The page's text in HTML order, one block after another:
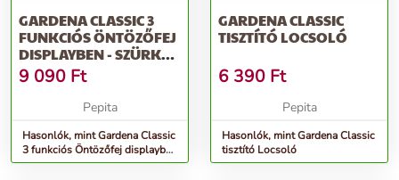
GARDENA CLASSIC 3
FUNKCIÓS ÖNTÖZŐFEJ
DISPLAYBEN - SZÜRKE-
NARANCS
9 090 Ft
Pepita
Hasonlók, mint Gardena Classic
3 funkciós Öntözőfej displayben
- szürke-narancs
GARDENA CLASSIC
TISZTÍTÓ LOCSOLÓ
6 390 Ft
Pepita
Hasonlók, mint Gardena Classic
tisztító Locsoló